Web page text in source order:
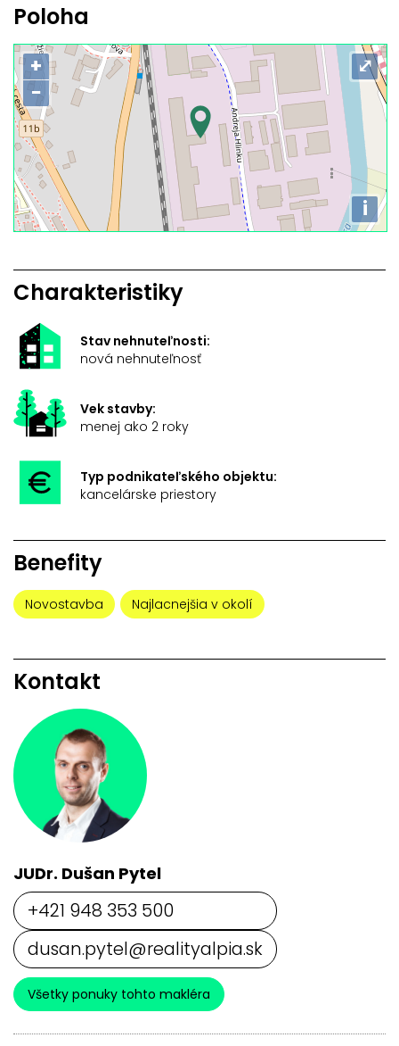
Poloha
+
−
i
⤢
Charakteristiky
Stav nehnuteľnosti:
nová nehnuteľnosť
Vek stavby:
menej ako 2 roky
Typ podnikateľského objektu:
kancelárske priestory
Benefity
Novostavba Najlacnejšia v okolí
Kontakt
JUDr. Dušan Pytel
+421 948 353 500
dusan.pytel@realityalpia.sk
Všetky ponuky tohto makléra